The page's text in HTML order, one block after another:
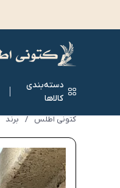
دسته‌بندی
کالاها
کتونی اطلس / برند